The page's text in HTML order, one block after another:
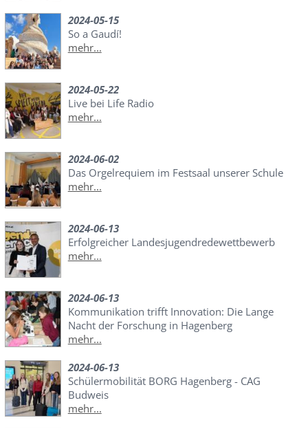
2024-05-15
So a Gaudí!
mehr...
2024-05-22
Live bei Life Radio
mehr...
2024-06-02
Das Orgelrequiem im Festsaal unserer Schule
mehr...
2024-06-13
Erfolgreicher Landesjugendredewettbewerb
mehr...
2024-06-13
Kommunikation trifft Innovation: Die Lange
Nacht der Forschung in Hagenberg
mehr...
2024-06-13
Schülermobilität BORG Hagenberg - CAG
Budweis
mehr...